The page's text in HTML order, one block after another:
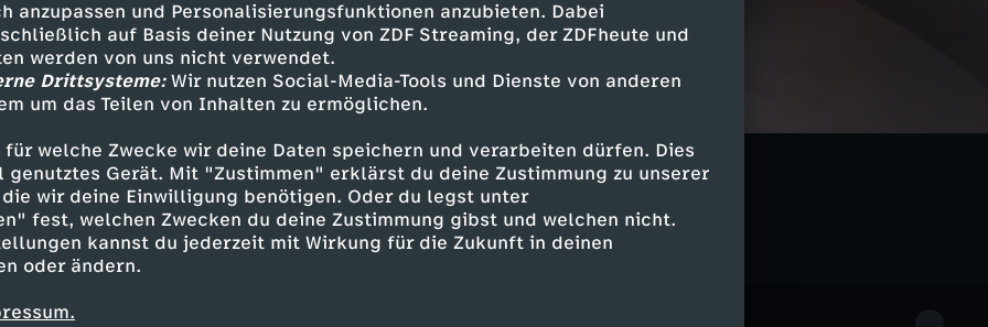
anzupassen und Personalisierungsfunktionen anzubieten. Dabei
auf Basis deiner Nutzung von ZDF Streaming, der ZDFheute und
werden von uns nicht verwendet.
Drittsysteme:Wir nutzen Social-Media-Tools und Dienste von anderen
um das Teilen von Inhalten zu ermöglichen.
für welche Zwecke wir deine Daten speichern und verarbeiten dürfen. Dies
Gerät. Mit "Zustimmen" erklärst du deine Zustimmung zu unserer
wir deine Einwilligung benötigen. Oder du legst unter
fest, welchen Zwecken du deine Zustimmung gibst und welchen nicht.
kannst du jederzeit mit Wirkung für die Zukunft in deinen
oder ändern.